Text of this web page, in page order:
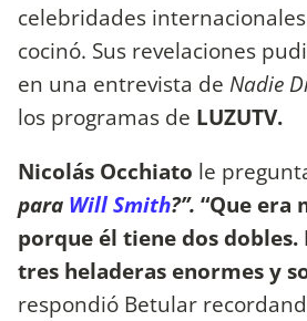
celebridades
cocinó. Sus revelaciones
en una entrevista de Nadie
los programas de LUZUTV.
Nicolás Occhiato le
para Will Smith?”. “Que era
porque él tiene dos dobles.
tres heladeras enormes y
respondió Betular